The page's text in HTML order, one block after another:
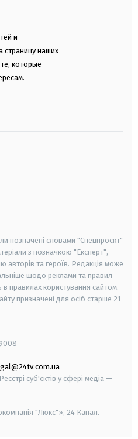
и
страницу наших
которые
позначені словами "Спецпроєкт"
з позначкою "Експерт",
авторів та героїв. Редакція може
щодо реклами та правил
правилах користування сайтом.
призначені для осіб старше 21
суб'єктів у сфері медіа —
"Люкс"», 24 Канал.